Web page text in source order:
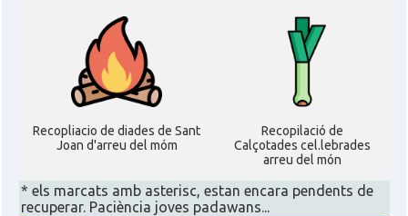
Acció ACCIÓ a Austin
Acció Acció a New York
Acció ACCIÓ a Silicon Valley
Acció Acció a Washington DC
Recopliacio de diades de Sant
Joan d'arreu del móm
Recopilació de
Calçotades cel.lebrades
arreu del món
* els marcats amb asterisc, estan encara pendents de
recuperar. Paciència joves padawans...